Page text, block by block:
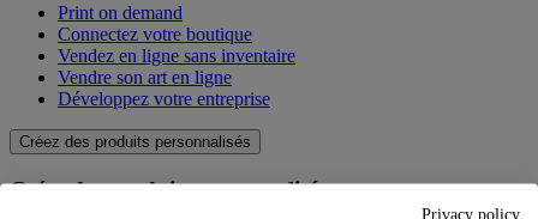
Print on demand
Connectez votre boutique
Vendez en ligne sans inventaire
Vendre son art en ligne
Développez votre entreprise
Créez des produits personnalisés
Créez des produits personnalisés
Privacy policy